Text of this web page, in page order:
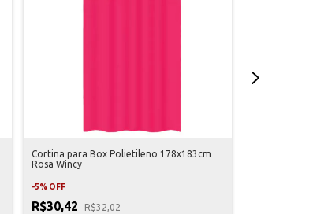
Cortina para Box Polietileno 178x183cm
Rosa Wincy
-5% OFF
R$30,42 R$32,02